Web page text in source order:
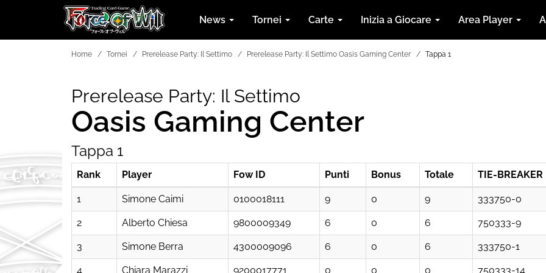
News Tornei Carte Inizia a Giocare Area Player
Home Tornei Prerelease Party: Il Settimo Prerelease Party: Il Settimo Oasis Gaming Center Tappa 1
Prerelease Party: Il Settimo
Oasis Gaming Center
Tappa 1
Rank Player Fow ID Punti Bonus Totale TIE-BREAKER
1 Simone Caimi 0100018111 9 0 9 333750-0
2 Alberto Chiesa 9800009349 6 0 6 750333-9
3 Simone Berra 4300009096 6 0 6 333750-1
4 Chiara Marazzi 9200017771 0 0 0 750333-14